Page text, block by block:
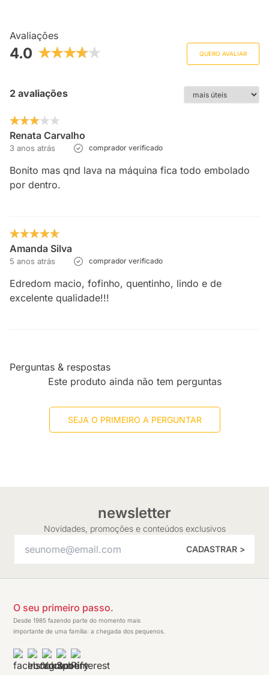
Avaliações
4.0 QUERO AVALIAR
2 avaliações
Renata Carvalho
3 anos atrás comprador verificado
Bonito mas qnd lava na máquina fica todo embolado
por dentro.
Amanda Silva
5 anos atrás comprador verificado
Edredom macio, fofinho, quentinho, lindo e de
excelente qualidade!!!
Perguntas & respostas
Este produto ainda não tem perguntas
SEJA O PRIMEIRO A PERGUNTAR
newsletter
Novidades, promoções e conteúdos exclusivos
CADASTRAR >
O seu primeiro passo.
Desde 1985 fazendo parte do momento mais
importante de uma família: a chegada dos pequenos.